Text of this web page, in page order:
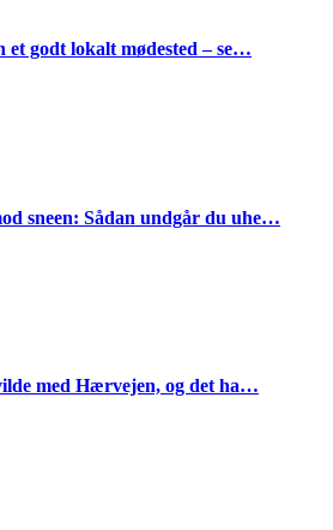
et godt lokalt mødested – se…
sneen: Sådan undgår du uhe…
med Hærvejen, og det ha…